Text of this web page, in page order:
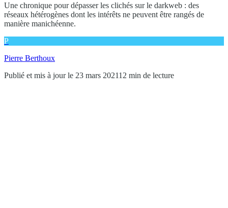
Une chronique pour dépasser les clichés sur le darkweb : des
réseaux hétérogènes dont les intérêts ne peuvent être rangés de
manière manichéenne.
P
Pierre Berthoux
Publié et mis à jour le 23 mars 202112 min de lecture